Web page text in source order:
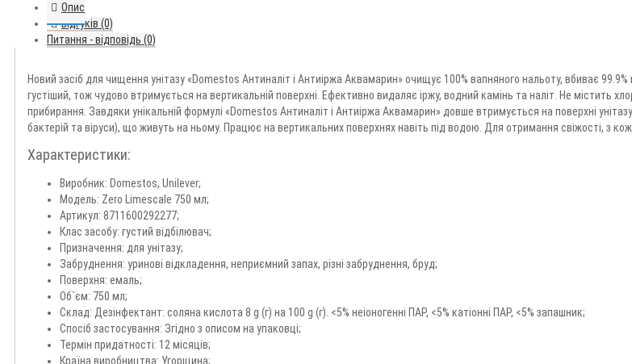
Опис
Відгуків (0)
Питання - відповідь (0)
Новий засіб для чищення унітазу «Domestos Антиналіт і Антиіржа Аквамарин» очищує 100% вапняного нальоту, вбиває
густіший, тож чудово втримується на вертикальній поверхні. Ефективно видаляє іржу, водний камінь та наліт. Не містить
прибирання. Завдяки унікальній формулі «Domestos Антиналіт і Антиіржа Аквамарин» довше втримується на поверхні
бактерій та віруси), що живуть на ньому. Працює на вертикальних поверхнях навіть під водою. Для отримання свіжості, з
Характеристики:
Виробник: Domestos, Unilever;
Модель: Zero Limescale 750 мл;
Артикул: 8711600292277;
Клас засобу: густий відбілювач;
Призначення: для унітазу;
Забруднення: уринові відкладення, неприємний запах, різні забруднення, бруд;
Поверхня: емаль;
Об`єм: 750 мл;
Склад: Дезінфектант: соляна кислота 8 g (г) на 100 g (г). <5% неіоногенні ПАР, <5% катіонні ПАР, <5% запашник;
Спосіб застосування: Згідно з описом на упаковці;
Термін придатності: 12 місяців;
Країна виробництва: Угорщина;